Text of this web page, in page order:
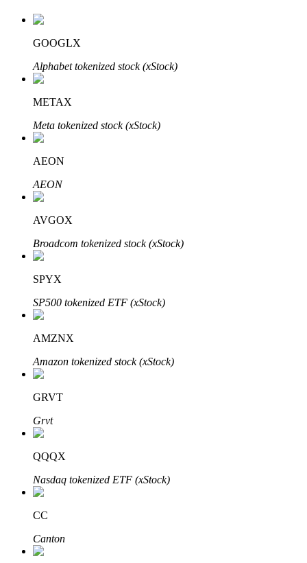
Auto Invest
Grijp langetermijnwinst en flexibele belangen
Leer staken
Meer informatie over het verdienen van passief inkomen
Bitrue
Tot 65% commissies!
GOOGLX
Alphabet tokenized stock (xStock)
METAX
Meta tokenized stock (xStock)
AEON
AEON
AVGOX
Broadcom tokenized stock (xStock)
SPYX
SP500 tokenized ETF (xStock)
AMZNX
Amazon tokenized stock (xStock)
GRVT
Grvt
QQQX
Nasdaq tokenized ETF (xStock)
CC
Canton